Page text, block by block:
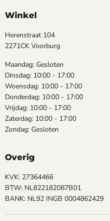
Winkel
Herenstraat 104
2271CK Voorburg
Maandag: Gesloten
Dinsdag: 10:00 - 17:00
Woensdag: 10:00 - 17:00
Donderdag: 10:00 - 17:00
Vrijdag: 10:00 - 17:00
Zaterdag: 10:00 - 17:00
Zondag: Gesloten
Overig
KVK: 27364466
BTW: NL822182087B01
BANK: NL92 INGB 0004862429